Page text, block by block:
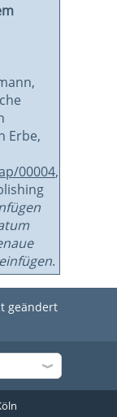
Erbe,
00004,
.
geändert